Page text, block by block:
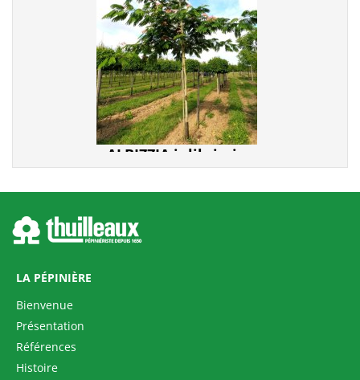
ALBIZZIA julibrissin
LA PÉPINIÈRE
Bienvenue
Présentation
Références
Histoire